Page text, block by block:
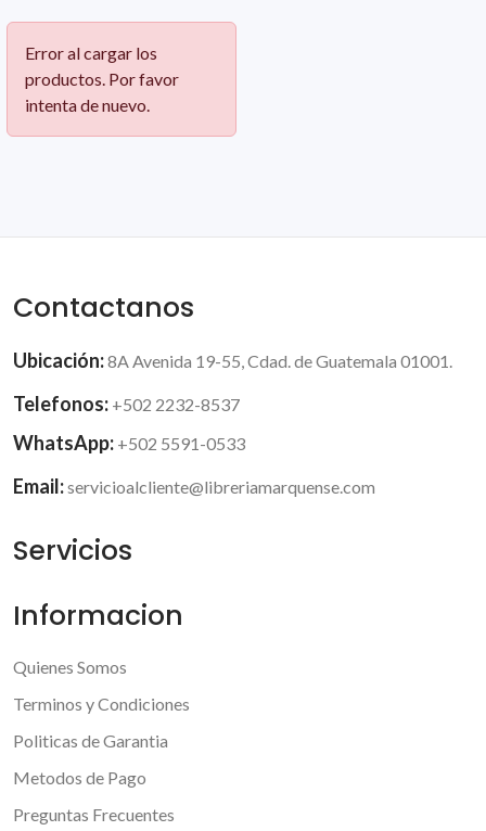
Error al cargar los
productos. Por favor
intenta de nuevo.
Contactanos
Ubicación:8A Avenida 19-55, Cdad. de Guatemala 01001.
Telefonos: +502 2232-8537
WhatsApp: +502 5591-0533
Email:servicioalcliente@libreriamarquense.com
Servicios
Informacion
Quienes Somos
Terminos y Condiciones
Politicas de Garantia
Metodos de Pago
Preguntas Frecuentes